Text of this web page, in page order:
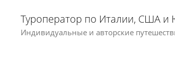
Туроператор по Италии, США
Индивидуальные и авторские